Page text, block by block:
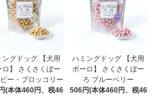
ングドッグ 【犬用
ロ】 さくさくぼー
ー・ブロッコリー
(本体460円、税46
ハミングドッグ 【犬用
ボーロ】 さくさくぼー
ろ ブルーベリー
506円(本体460円、税46